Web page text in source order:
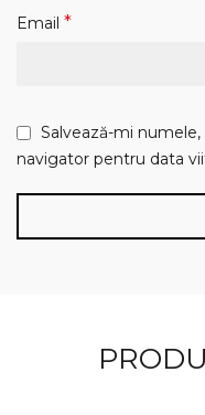
Email *
Salvează-mi
navigator pentru data